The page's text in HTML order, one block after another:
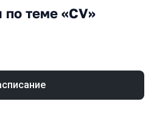
теме «CV»